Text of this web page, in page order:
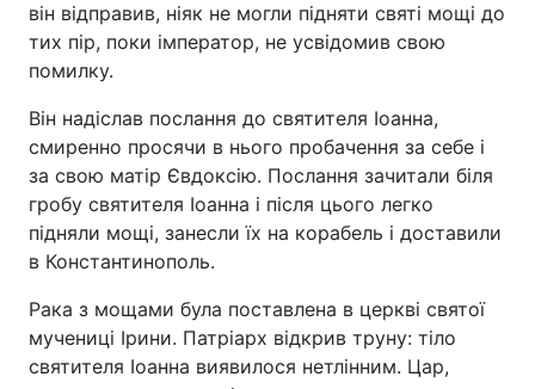
він відправив, ніяк не могли підняти святі мощі до
тих пір, поки імператор, не усвідомив свою
помилку.
Він надіслав послання до святителя Іоанна,
смиренно просячи в нього пробачення за себе і
за свою матір Євдоксію. Послання зачитали біля
гробу святителя Іоанна і після цього легко
підняли мощі, занесли їх на корабель і доставили
в Константинополь.
Рака з мощами була поставлена в церкві святої
мучениці Ірини. Патріарх відкрив труну: тіло
святителя Іоанна виявилося нетлінним. Цар,